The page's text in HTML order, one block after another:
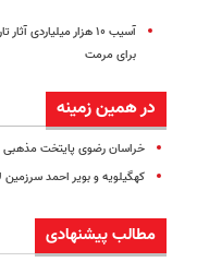
آسیب ۱۰ هزار
برای مرمت
در همین زمینه
خراسان رضوی پایتخت مذهبی
کهگیلویه و بویر احمد سرزمین
مطالب پیشنهادی